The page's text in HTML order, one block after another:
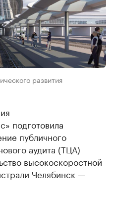
развития
подготовила
публичного
аудита (ТЦА)
высокоскоростной
Челябинск —